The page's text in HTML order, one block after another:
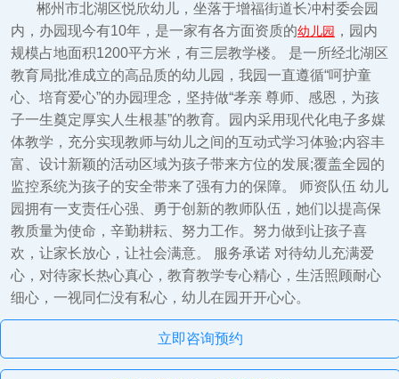
郴州市北湖区悦欣幼儿，坐落于增福街道长冲村委会园
内，办园现今有10年，是一家有各方面资质的幼儿园 ，园内
规模占地面积1200平方米，有三层教学楼。 是一所经北湖区
教育局批准成立的高品质的幼儿园，我园一直遵循“呵护童
心、培育爱心”的办园理念，坚持做“孝亲 尊师、感恩，为孩
子一生奠定厚实人生根基”的教育。园内采用现代化电子多媒
体教学，充分实现教师与幼儿之间的互动式学习体验;内容丰
富、设计新颖的活动区域为孩子带来方位的发展;覆盖全园的
监控系统为孩子的安全带来了强有力的保障。 师资队伍 幼儿
园拥有一支责任心强、勇于创新的教师队伍，她们以提高保
教质量为使命，辛勤耕耘、努力工作。努力做到让孩子喜
欢，让家长放心，让社会满意。 服务承诺 对待幼儿充满爱
心，对待家长热心真心，教育教学专心精心，生活照顾耐心
细心，一视同仁没有私心，幼儿在园开开心心。
立即咨询预约